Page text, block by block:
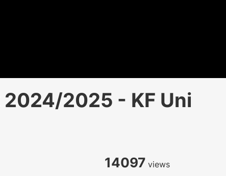
2025 - KF Uni
14097 views